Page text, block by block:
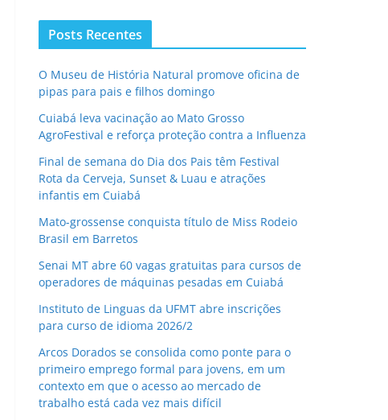
Posts Recentes
O Museu de História Natural promove oficina de
pipas para pais e filhos domingo
Cuiabá leva vacinação ao Mato Grosso
AgroFestival e reforça proteção contra a Influenza
Final de semana do Dia dos Pais têm Festival
Rota da Cerveja, Sunset & Luau e atrações
infantis em Cuiabá
Mato-grossense conquista título de Miss Rodeio
Brasil em Barretos
Senai MT abre 60 vagas gratuitas para cursos de
operadores de máquinas pesadas em Cuiabá
Instituto de Linguas da UFMT abre inscrições
para curso de idioma 2026/2
Arcos Dorados se consolida como ponte para o
primeiro emprego formal para jovens, em um
contexto em que o acesso ao mercado de
trabalho está cada vez mais difícil